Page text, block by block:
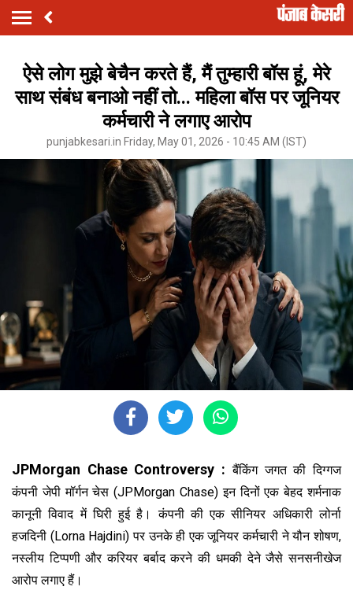
ऐसे लोग मुझे बेचैन करते हैं, मैं तुम्हारी बॉस हूं, मेरे
साथ संबंध बनाओ नहीं तो... महिला बॉस पर जूनियर
कर्मचारी ने लगाए आरोप
punjabkesari.in Friday, May 01, 2026 - 10:45 AM (IST)
JPMorgan Chase Controversy :बैंकिंग जगत की दिग्गज
कंपनी जेपी मॉर्गन चेस (JPMorgan Chase) इन दिनों एक बेहद शर्मनाक
कानूनी विवाद में घिरी हुई है। कंपनी की एक सीनियर अधिकारी लोर्ना
हजदिनी (Lorna Hajdini) पर उनके ही एक जूनियर कर्मचारी ने यौन शोषण,
नस्लीय टिप्पणी और करियर बर्बाद करने की धमकी देने जैसे सनसनीखेज
आरोप लगाए हैं।